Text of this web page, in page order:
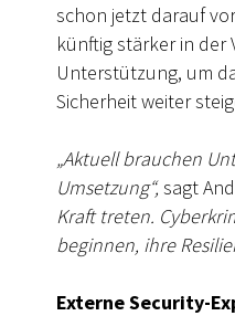
schon jetzt darauf
künftig stärker in der
Unterstützung, um
Sicherheit weiter
„Aktuell brauchen
Umsetzung“,sagt
Kraft treten.
beginnen, ihre
Externe Security-